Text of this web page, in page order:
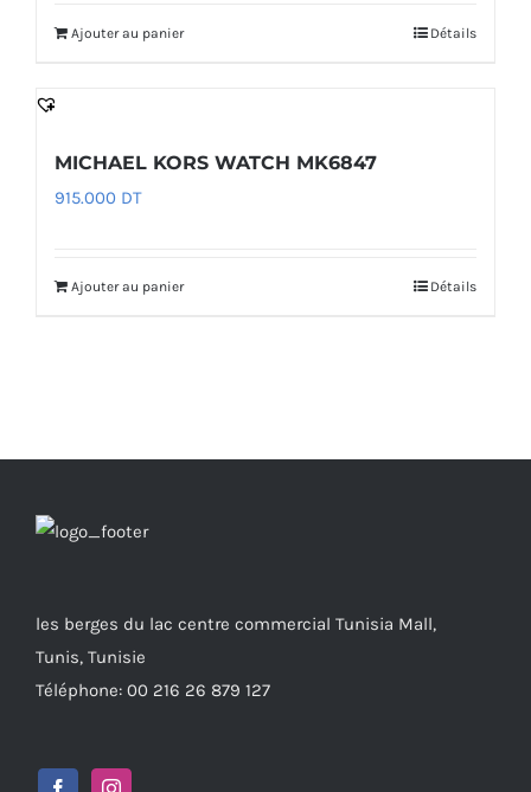
Ajouter au panier Détails
MICHAEL KORS WATCH MK6847
915.000 DT
Ajouter au panier Détails
les berges du lac centre commercial Tunisia Mall,
Tunis, Tunisie
Téléphone: 00 216 26 879 127